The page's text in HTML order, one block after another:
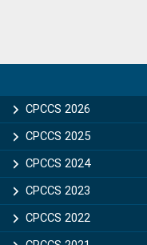
Sidebar
CPCCS 2026
CPCCS 2025
CPCCS 2024
CPCCS 2023
CPCCS 2022